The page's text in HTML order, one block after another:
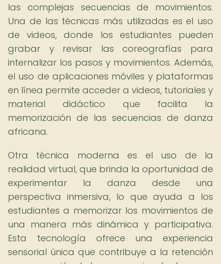
las complejas secuencias de movimientos.
Una de las técnicas más utilizadas es el uso
de videos, donde los estudiantes pueden
grabar y revisar las coreografías para
internalizar los pasos y movimientos. Además,
el uso de aplicaciones móviles y plataformas
en línea permite acceder a videos, tutoriales y
material didáctico que facilita la
memorización de las secuencias de danza
africana.
Otra técnica moderna es el uso de la
realidad virtual, que brinda la oportunidad de
experimentar la danza desde una
perspectiva inmersiva, lo que ayuda a los
estudiantes a memorizar los movimientos de
una manera más dinámica y participativa.
Esta tecnología ofrece una experiencia
sensorial única que contribuye a la retención